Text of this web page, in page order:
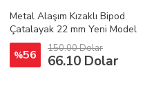
Metal Alaşım Kızaklı Bipod
Çatalayak 22 mm Yeni Model
360 derece Dönebilen Bipod
%56 150.00 Dolar
66.10 Dolar